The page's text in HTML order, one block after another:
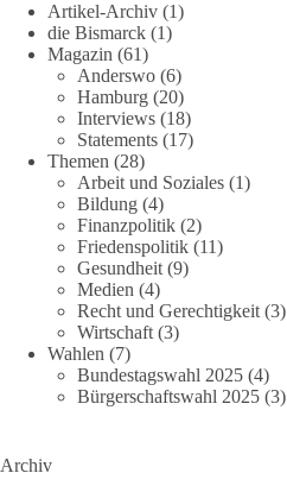
Artikel-Archiv (1)
die Bismarck (1)
Magazin (61)
Anderswo (6)
Hamburg (20)
Interviews (18)
Statements (17)
Themen (28)
Arbeit und Soziales (1)
Bildung (4)
Finanzpolitik (2)
Friedenspolitik (11)
Gesundheit (9)
Medien (4)
Recht und Gerechtigkeit (3)
Wirtschaft (3)
Wahlen (7)
Bundestagswahl 2025 (4)
Bürgerschaftswahl 2025 (3)
Archiv